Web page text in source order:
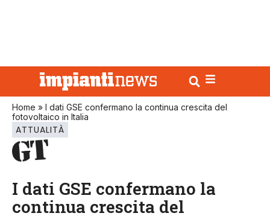
Home » I dati GSE confermano la continua crescita del
fotovoltaico in Italia
ATTUALITÀ
I dati GSE confermano la
continua crescita del